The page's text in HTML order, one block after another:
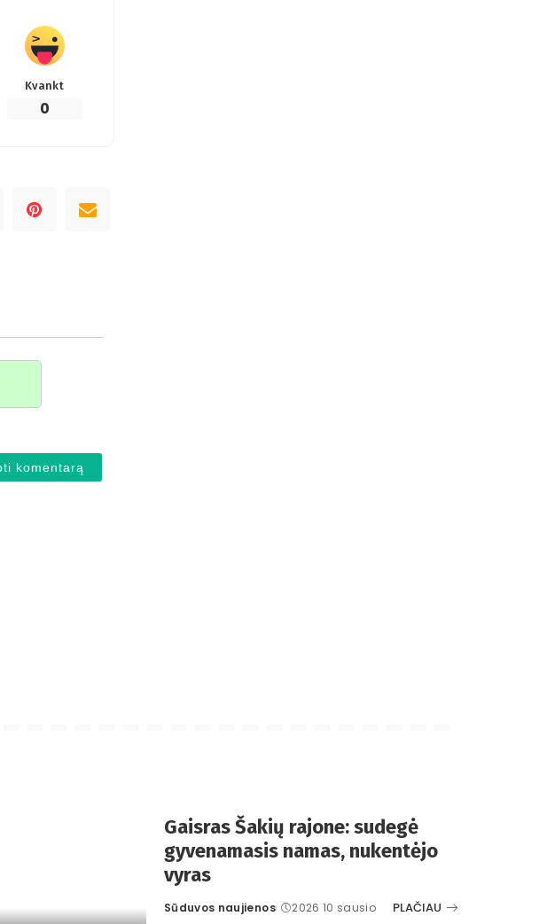
Kvankt
0
Gaisras Šakių rajone: sudegė
gyvenamasis namas, nukentėjo
vyras
Posted
Sūduvos naujienos 2026 10 sausio PLAČIAU